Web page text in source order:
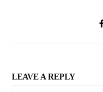
LEAVE A REPLY